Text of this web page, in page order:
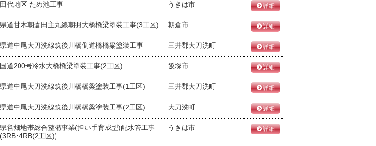
田代地区 ため池工事 うきは市 詳細
県道甘木朝倉田主丸線朝羽大橋橋梁塗装工事(3工区) 朝倉市 詳細
県道中尾大刀洗線筑後川橋側道橋橋梁塗装工事 三井郡大刀洗町 詳細
国道200号冷水大橋橋梁塗装工事(2工区) 飯塚市 詳細
県道中尾大刀洗線筑後川橋橋梁塗装工事(1工区) 三井郡大刀洗町 詳細
県道中尾大刀洗線筑後川橋橋梁塗装工事(2工区) 大刀洗町 詳細
県営畑地帯総合整備事業(担い手育成型)配水管工事
(3RB･4RB(2工区))
うきは市 詳細